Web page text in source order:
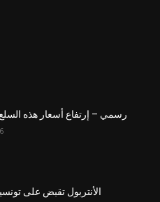
رسمي – إرتفاع أسعار هذه
الأنتربول تقبض على